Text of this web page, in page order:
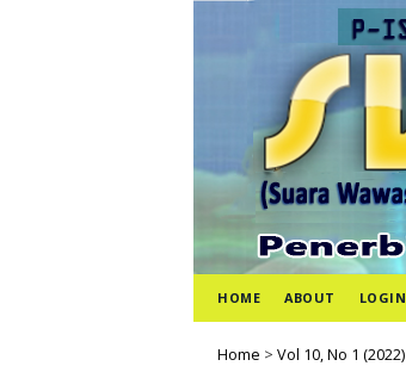
HOME ABOUT LOGIN
Home > Vol 10, No 1 (2022)